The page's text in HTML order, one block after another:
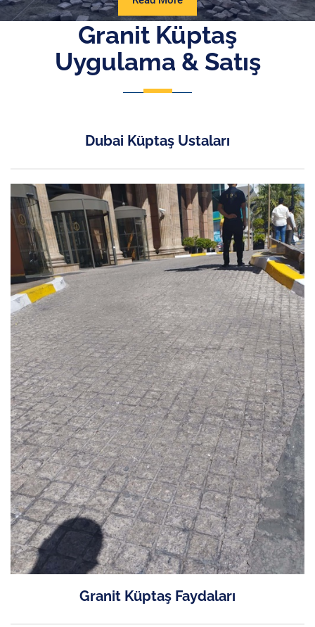
More
Granit Küptaş
Uygulama & Satış
Dubai Küptaş Ustaları
Granit Küptaş Faydaları